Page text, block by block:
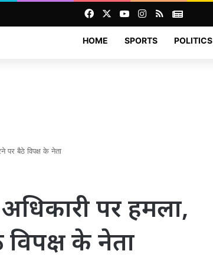
FacebookYouTubeInstagram
RSSNews
HOME SPORTS POLITICS
पर बैठे विपक्ष के नेता
पर हमला,
के नेता